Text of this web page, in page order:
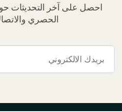
احصل على آخر التحديثات
الحصري